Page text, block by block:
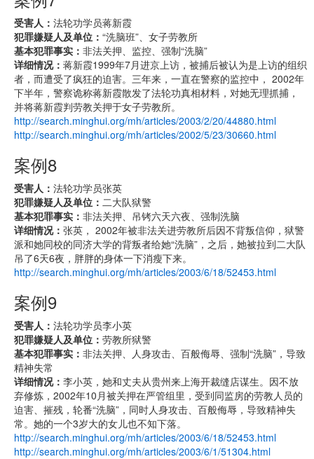
受害人： 法轮功学员蒋新霞
犯罪嫌疑人及单位： “洗脑班”、女子劳教所
基本犯罪事实： 非法关押、监控、强制“洗脑”
详细情况： 蒋新霞1999年7月进京上访，被捕后被认为是上访的组织
者，而遭受了疯狂的迫害。三年来，一直在警察的监控中， 2002年
下半年，警察诡称蒋新霞散发了法轮功真相材料，对她无理抓捕，
并将蒋新霞判劳教关押于女子劳教所。
http://search.minghui.org/mh/articles/2003/2/20/44880.html
http://search.minghui.org/mh/articles/2002/5/23/30660.html
案例8
受害人： 法轮功学员张英
犯罪嫌疑人及单位： 二大队狱警
基本犯罪事实： 非法关押、吊铐六天六夜、强制洗脑
详细情况： 张英， 2002年被非法关进劳教所后因不背叛信仰，狱警
派和她同校的同济大学的背叛者给她“洗脑”，之后，她被拉到二大队
吊了6天6夜，胖胖的身体一下消瘦下来。
http://search.minghui.org/mh/articles/2003/6/18/52453.html
案例9
受害人： 法轮功学员李小英
犯罪嫌疑人及单位： 劳教所狱警
基本犯罪事实： 非法关押、人身攻击、百般侮辱、强制“洗脑”，导致
精神失常
详细情况： 李小英，她和丈夫从贵州来上海开裁缝店谋生。因不放
弃修炼，2002年10月被关押在严管组里，受到同监房的劳教人员的
迫害、摧残，轮番“洗脑”，同时人身攻击、百般侮辱，导致精神失
常。她的一个3岁大的女儿也不知下落。
http://search.minghui.org/mh/articles/2003/6/18/52453.html
http://search.minghui.org/mh/articles/2003/6/1/51304.html